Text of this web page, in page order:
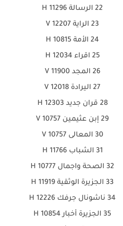
22 الرسالة 11296 H
23 الراية 12207 V
24 الأمة 10815 H
25 اقراء 12034 H
26 المجد 11900 V
27 اليرادة 12018 V
28 قران جديد 12303 H
29 إبن عثيمين 10757 V
30 المعالى 10757 V
31 الشباب 11766 H
32 الصحة واجمال 10777 H
33 الجزيرة الوثقية 11919 H
34 ناشونال جرفك 12226 H
35 الجزيرة أخبار 10854 H